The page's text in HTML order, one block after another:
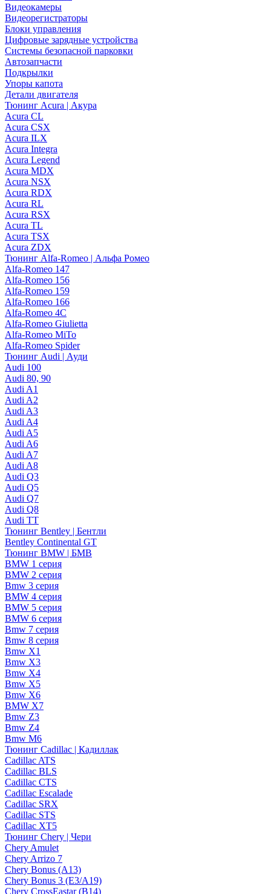
Видеокамеры
Видеорегистраторы
Блоки управления
Цифровые зарядные устройства
Системы безопасной парковки
Автозапчасти
Подкрылки
Упоры капота
Детали двигателя
Тюнинг Acura | Акура
Acura CL
Acura CSX
Acura ILX
Acura Integra
Acura Legend
Acura MDX
Acura NSX
Acura RDX
Acura RL
Acura RSX
Acura TL
Acura TSX
Acura ZDX
Тюнинг Alfa-Romeo | Альфа Ромео
Alfa-Romeo 147
Alfa-Romeo 156
Alfa-Romeo 159
Alfa-Romeo 166
Alfa-Romeo 4C
Alfa-Romeo Giulietta
Alfa-Romeo MiTo
Alfa-Romeo Spider
Тюнинг Audi | Ауди
Audi 100
Audi 80, 90
Audi A1
Audi A2
Audi A3
Audi A4
Audi A5
Audi A6
Audi A7
Audi A8
Audi Q3
Audi Q5
Audi Q7
Audi Q8
Audi TT
Тюнинг Bentley | Бентли
Bentley Continental GT
Тюнинг BMW | БМВ
BMW 1 серия
BMW 2 серия
Bmw 3 серия
BMW 4 серия
BMW 5 серия
BMW 6 серия
Bmw 7 серия
Bmw 8 серия
Bmw X1
Bmw X3
Bmw X4
Bmw X5
Bmw X6
BMW X7
Bmw Z3
Bmw Z4
Bmw М6
Тюнинг Cadillac | Кадиллак
Cadillac ATS
Cadillac BLS
Cadillac CTS
Cadillac Escalade
Cadillac SRX
Cadillac STS
Cadillac XT5
Тюнинг Chery | Чери
Chery Amulet
Chery Arrizo 7
Chery Bonus (A13)
Chery Bonus 3 (E3/A19)
Chery CrossEastar (B14)